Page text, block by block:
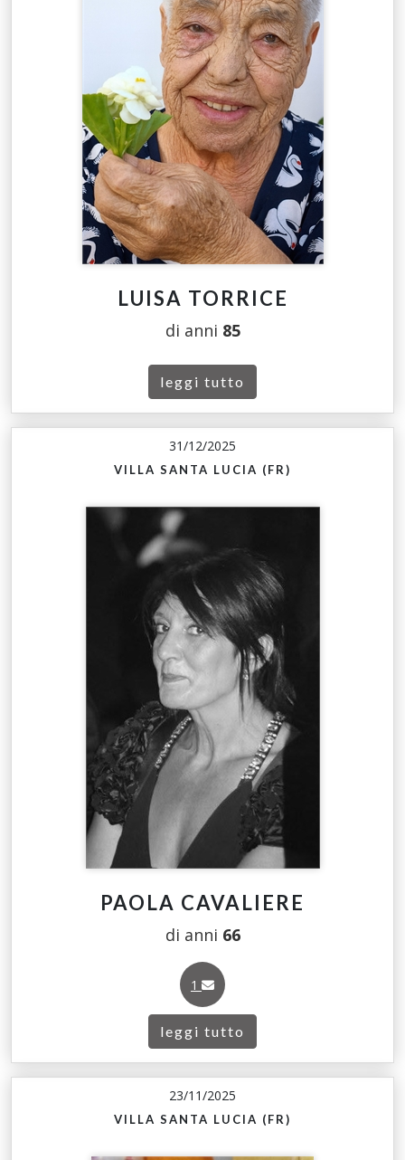
LUISA TORRICE
di anni 85
leggi tutto
31/12/2025
VILLA SANTA LUCIA (FR)
PAOLA CAVALIERE
di anni 66
1
leggi tutto
23/11/2025
VILLA SANTA LUCIA (FR)